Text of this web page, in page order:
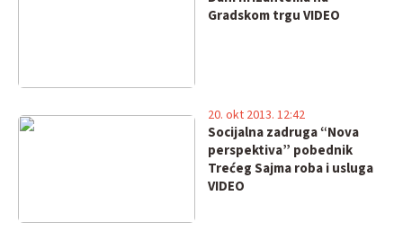
Gradskom trgu VIDEO
Socijalna zadruga “Nova
perspektiva” pobednik
Trećeg Sajma roba i usluga
VIDEO
20. okt 2013. 12:42